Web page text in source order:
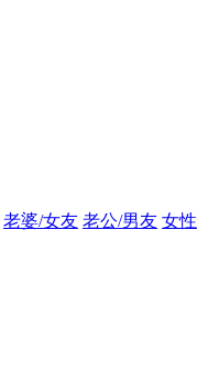
老婆/女友 老公/男友 女性